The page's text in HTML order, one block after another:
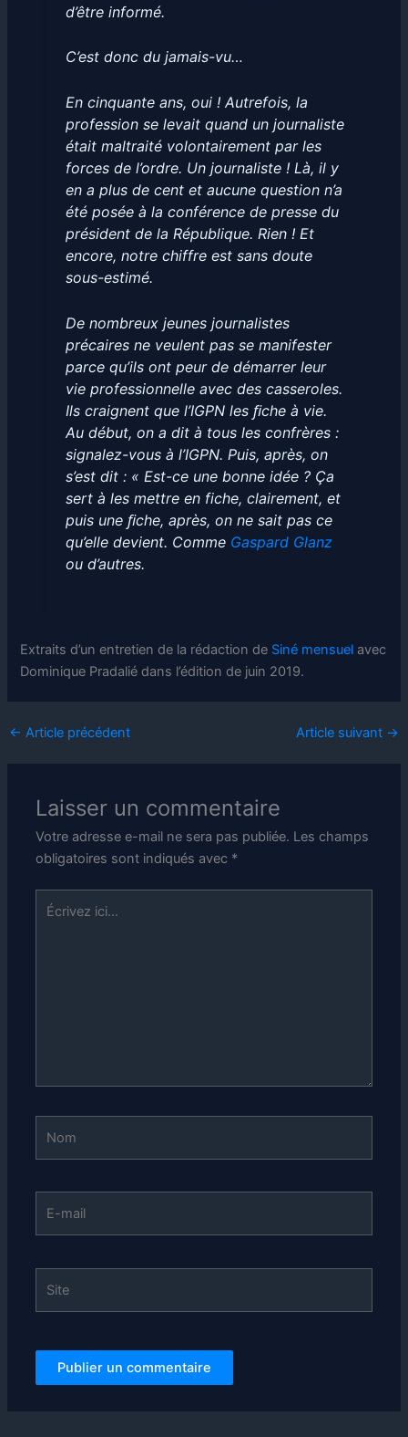
d’être informé.
C’est donc du jamais-vu…
En cinquante ans, oui ! Autrefois, la
profession se levait quand un journaliste
était maltraité volontairement par les
forces de l’ordre. Un journaliste ! Là, il y
en a plus de cent et aucune question n’a
été posée à la conférence de presse du
président de la République. Rien ! Et
encore, notre chiffre est sans doute
sous-estimé.
De nombreux jeunes journalistes
précaires ne veulent pas se manifester
parce qu’ils ont peur de démarrer leur
vie professionnelle avec des casseroles.
Ils craignent que l’IGPN les ﬁche à vie.
Au début, on a dit à tous les confrères :
signalez-vous à l’IGPN. Puis, après, on
s’est dit : « Est-ce une bonne idée ? Ça
sert à les mettre en fiche, clairement, et
puis une ﬁche, après, on ne sait pas ce
qu’elle devient. Comme Gaspard Glanz
ou d’autres.
Extraits d’un entretien de la rédaction de Siné mensuel avec
Dominique Pradalié dans l’édition de juin 2019.
← Article précédent Article suivant →
Laisser un commentaire
Votre adresse e-mail ne sera pas publiée. Les champs
obligatoires sont indiqués avec *
Écrivez
ici…